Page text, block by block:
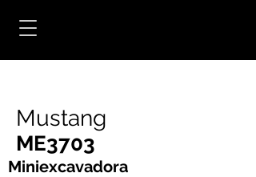
Mustang
ME3703
Miniexcavadora